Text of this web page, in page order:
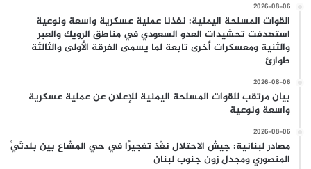
2026-08-06
القوات المسلحة اليمنية: نفذنا عملية عسكرية واسعة ونوعية
استهدفت تحشيدات العدو السعودي في مناطق الرويك والعبر
والثنية ومعسكرات أخرى تابعة لما يسمى الفرقة الأولى والثالثة
طوارئ
2026-08-06
بيان مرتقب للقوات المسلحة اليمنية للإعلان عن عملية عسكرية
واسعة ونوعية
2026-08-06
مصادر لبنانية: جيش الاحتلال نفّذ تفجيرًا في حي المشاع بين بلدتَيْ
المنصوري ومجدل زون جنوب لبنان